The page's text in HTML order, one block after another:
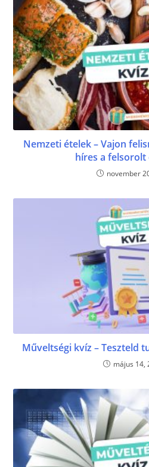
Nemzeti ételek – Vajon
híres a felsorolt
november
Műveltségi kvíz – Teszteld
május 14,